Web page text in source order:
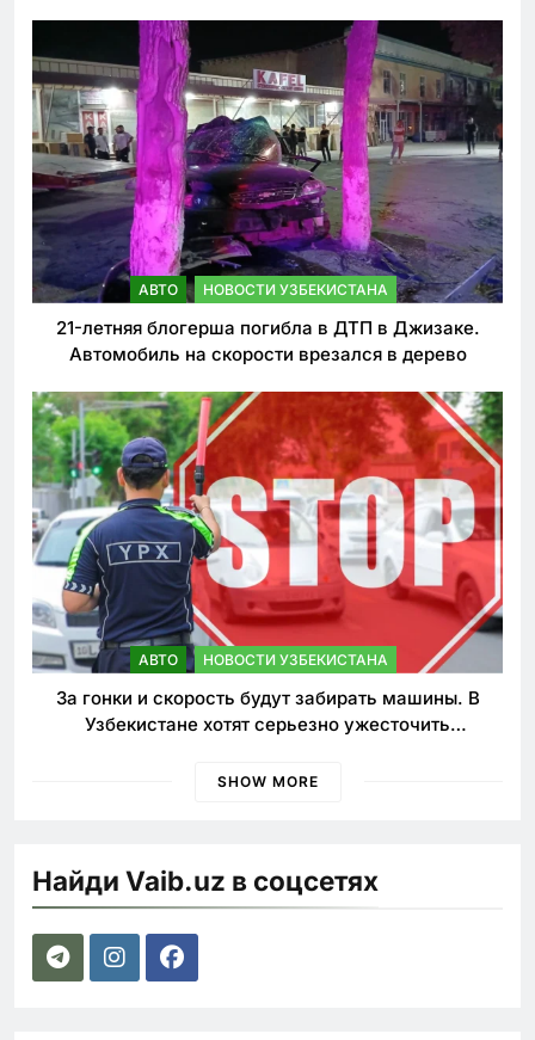
АВТО НОВОСТИ УЗБЕКИСТАНА
21-летняя блогерша погибла в ДТП в Джизаке.
Автомобиль на скорости врезался в дерево
АВТО НОВОСТИ УЗБЕКИСТАНА
За гонки и скорость будут забирать машины. В
Узбекистане хотят серьезно ужесточить
SHOW MORE
Найди Vaib.uz в соцсетях